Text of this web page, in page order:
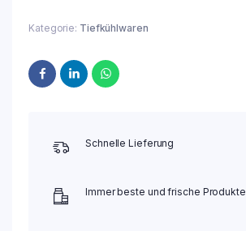
Kategorie: Tiefkühlwaren
Schnelle Lieferung
Immer beste und frische Produkte